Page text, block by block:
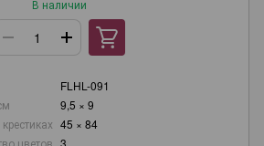
В наличии
FLHL-091
9,5 × 9
45 × 84
цветов 3